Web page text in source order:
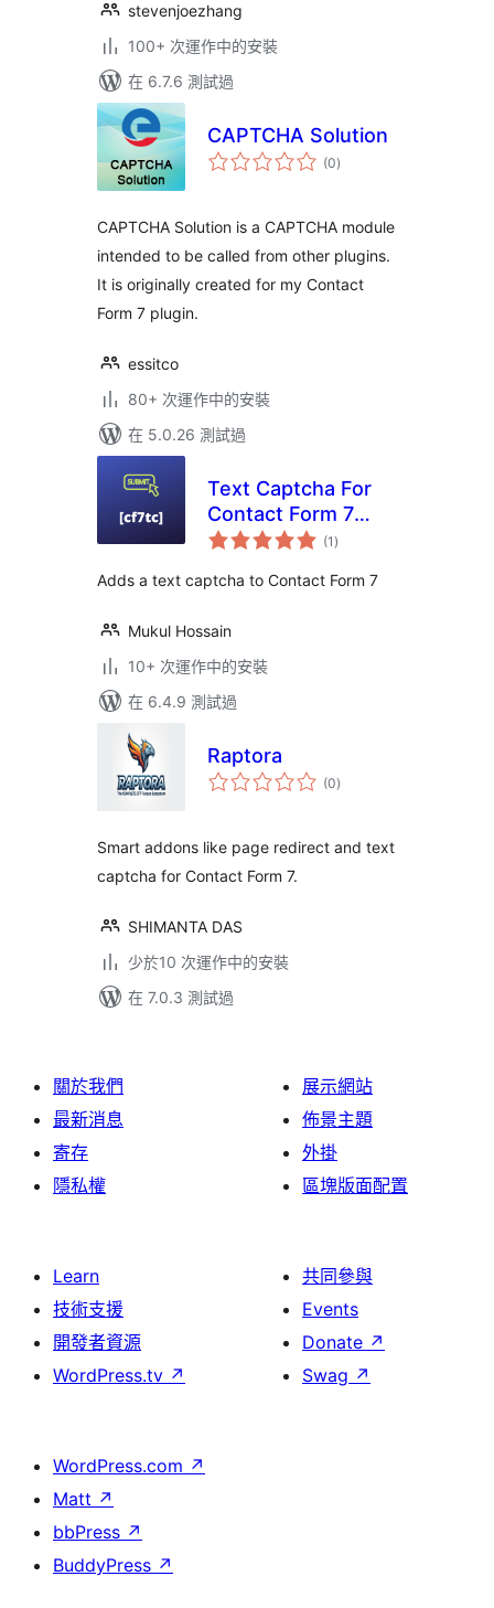
stevenjoezhang
100+ 次運作中的安裝
在 6.7.6 測試過
CAPTCHA Solution
(0總
評)
CAPTCHA Solution is a CAPTCHA module
intended to be called from other plugins.
It is originally created for my Contact
Form 7 plugin.
essitco
80+ 次運作中的安裝
在 5.0.26 測試過
Text Captcha For
Contact Form 7
[GWE]
(1 總
評)
Adds a text captcha to Contact Form 7
Mukul Hossain
10+ 次運作中的安裝
在 6.4.9 測試過
Raptora
(0總
評)
Smart addons like page redirect and text
captcha for Contact Form 7.
SHIMANTA DAS
少於10 次運作中的安裝
在 7.0.3 測試過
關於我們
最新消息
寄存
隱私權
展示網站
佈景主題
外掛
區塊版面配置
Learn
技術支援
開發者資源
WordPress.tv ↗
共同參與
Events
Donate ↗
Swag ↗
WordPress.com ↗
Matt ↗
bbPress ↗
BuddyPress ↗